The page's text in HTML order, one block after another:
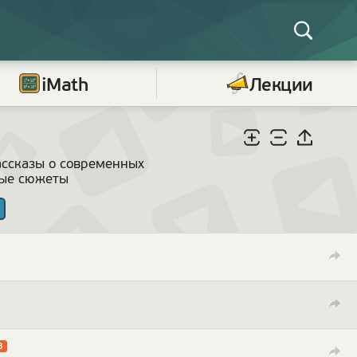
iMath Лекции
о современных
сюжеты